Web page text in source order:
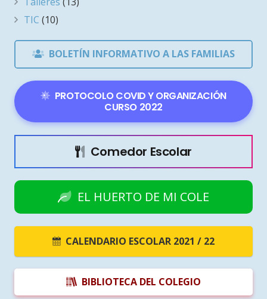
TIC (10)
BOLETÍN INFORMATIVO A LAS FAMILIAS
PROTOCOLO COVID Y ORGANIZACIÓN
CURSO 2022
Comedor Escolar
EL HUERTO DE MI COLE
CALENDARIO ESCOLAR 2021 / 22
BIBLIOTECA DEL COLEGIO